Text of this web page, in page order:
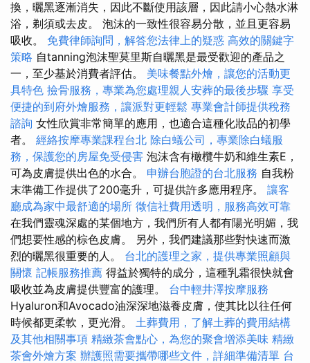
換，曬黑逐漸消失，因此不斷使用該層，因此請小心熱水淋
浴，剃須或去皮。 泡沫的一致性很容易分散，並且更容易
吸收。 免費律師詢問，解答您法律上的疑惑 高效的關鍵字
策略 自tanning泡沫聖莫里斯自曬黑是最受歡迎的產品之
一，至少基於消費者評估。 美味餐點外燴，讓您的活動更
具特色 撿骨服務，專業為您處理親人安葬的最後步驟 享受
便捷的到府外燴服務，讓派對更輕鬆 專業會計師提供稅務
諮詢 女性欣賞非常簡單的應用，也適合這種化妝品的初學
者。 經絡按摩專業課程台北 除白蟻公司，專業除白蟻服
務，保護您的房屋免受侵害 泡沫含有橄欖牛奶和維生素E，
可為皮膚提供出色的水合。 申辦台胞證的台北服務 自我粉
末準備工作提供了200毫升，可提供許多應用程序。 讓客
廳成為家中最舒適的場所 徵信社費用透明，服務高效可靠
在我們靈魂深處的某個地方，我們所有人都有陽光明媚，我
們想要性感的棕色皮膚。 另外，我們建議那些對快速而激
烈的曬黑很重要的人。 台北的護理之家，提供專業照顧與
關懷 記帳服務推薦 得益於獨特的成分，這種乳霜很快就會
吸收並為皮膚提供豐富的護理。 台中輕井澤按摩服務
Hyaluron和Avocado油深深地滋養皮膚，使其比以往任何
時候都更柔軟，更光滑。 土葬費用，了解土葬的費用結構
及其他相關事項 精緻茶會點心，為您的聚會增添美味 精緻
茶會外燴方案 辦護照需要攜帶哪些文件，詳細準備清單 台